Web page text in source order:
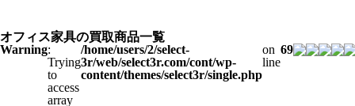
オフィス家具の買取商品一覧
Warning:
Trying
to
access
array
/home/users/2/select-
3r/web/select3r.com/cont/wp-
content/themes/select3r/single.php
on
line
69